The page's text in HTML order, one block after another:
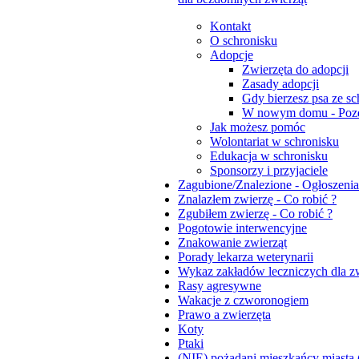
Kontakt
O schronisku
Adopcje
Zwierzęta do adopcji
Zasady adopcji
Gdy bierzesz psa ze
W nowym domu -
Jak możesz pomóc
Wolontariat w schronisku
Edukacja w schronisku
Sponsorzy i przyjaciele
Zagubione/Znalezione - Ogłoszenia
Znalazłem zwierzę - Co robić ?
Zgubiłem zwierzę - Co robić ?
Pogotowie interwencyjne
Znakowanie zwierząt
Porady lekarza weterynarii
Wykaz zakładów leczniczych dla
Rasy agresywne
Wakacje z czworonogiem
Prawo a zwierzęta
Koty
Ptaki